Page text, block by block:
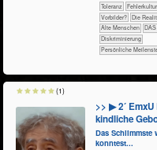
​​​Toleranz
​​Fehlerkultur
​​Vorbilder?
​Die
Alte Menschen
Diskriminierung
Persönliche
>> ▶ 2´
kindliche
Das Schlimmste
konntest...
(1)